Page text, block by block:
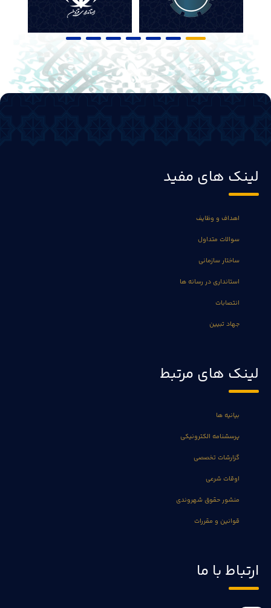
لینک های مفید
اهداف و وظایف
سوالات متداول
ساختار سازمانی
استانداری در رسانه ها
انتصابات
جهاد تبیین
لینک های مرتبط
بیانیه ها
پرسشنامه الکترونیکی
گزارشات تخصصی
اوقات شرعی
منشور حقوق شهروندی
قوانین و مقررات
ارتباط با ما